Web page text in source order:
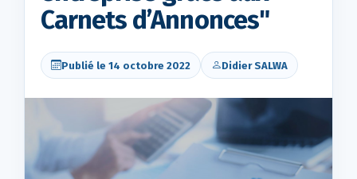
Carnets d’Annonces"
Publié le 14 octobre 2022 Didier SALWA